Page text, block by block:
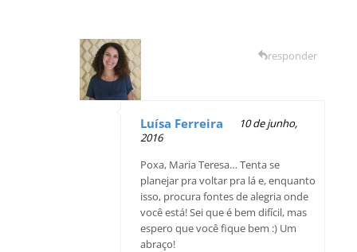
Luísa Ferreira
10 de junho,
2016
Poxa, Maria Teresa… Tenta se
planejar pra voltar pra lá e, enquanto
isso, procura fontes de alegria onde
você está! Sei que é bem difícil, mas
espero que você fique bem :) Um
abraço!
responder